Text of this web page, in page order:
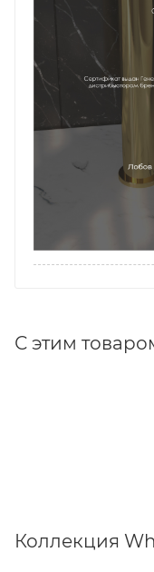
С этим
Коллекция